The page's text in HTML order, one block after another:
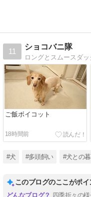
11
ショコバニ隊
ご飯ボイコット
18時間前
#犬 #多頭飼い #犬との
このブログのここがポイ
四季折々の